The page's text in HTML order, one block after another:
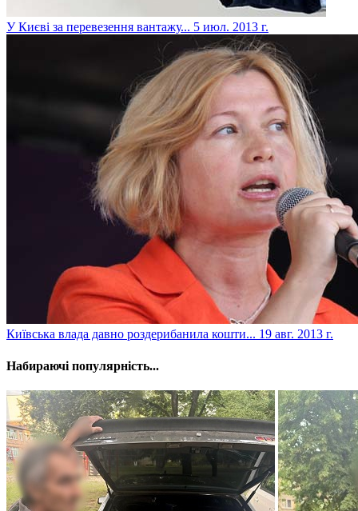
У Києві за перевезення вантажу... 5 июл. 2013 г.
Київська влада давно роздерибанила кошти... 19 авг. 2013 г.
Набираючі популярність...